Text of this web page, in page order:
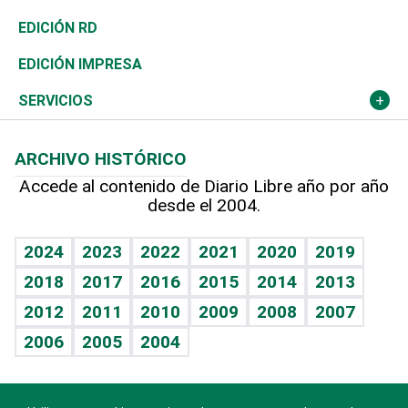
Ocenanía
Caribe
Resto del mundo
Telecom.
Global y variable
Economía personal
Sociales
Novedades
Podcast Arte Libre
Hablando con el pediatra
Vida y familia
Eñe
Celebrando la vida
Sin complejos
En pocas palabras
Tenis
Olimpismo
Más deportes
Línea de hit
TBT Deportivo
El Espía
Noticiero Poteleche
Columnistas
Más firmas
Historia
Martes de tecnología
Cambio climático
Revista
Deportes
Opinión
Hecho en casa
Guía del dinero
EDICIÓN RD
EDICIÓN IMPRESA
SERVICIOS
Cumpleaños
Horóscopos
Crucigramas
ARCHIVO HISTÓRICO
Accede al contenido de Diario Libre año por año
desde el 2004.
2024 2023 2022 2021 2020
2019
2018
2017 2016 2015 2014
2013
2012
2011 2010 2009 2008
2007
2006
2005 2004